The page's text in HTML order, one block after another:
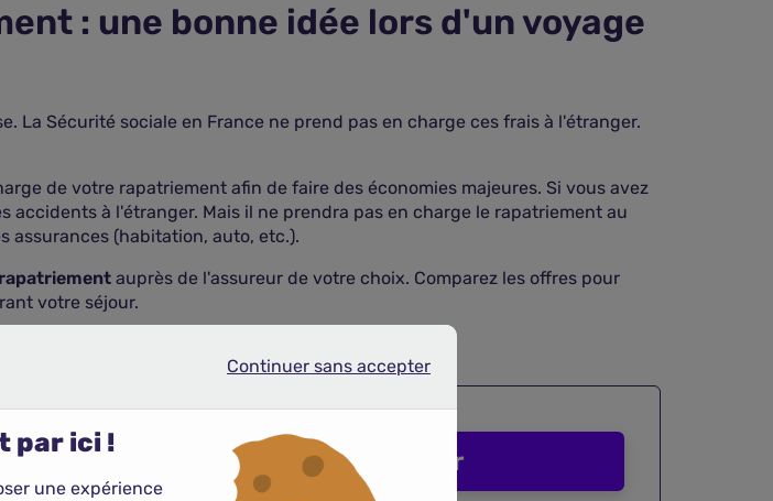
: une bonne idée lors d'un voyage
La Sécurité sociale en France ne prend pas en charge ces frais à l'étranger.
de votre rapatriement afin de faire des économies majeures. Si vous avez
accidents à l'étranger. Mais il ne prendra pas en charge le rapatriement au
assurances (habitation, auto, etc.).
auprès de l'assureur de votre choix. Comparez les offres pour
votre séjour.
de
Comparer
Continuer sans accepter
par ici !
une expérience
Continuer sans accepter